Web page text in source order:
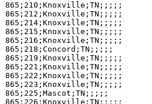
865;210;Knoxville;TN;;;;;
865;212;Knoxville;TN;;;;;
865;214;Knoxville;TN;;;;;
865;215;Knoxville;TN;;;;;
865;216;Knoxville;TN;;;;;
865;218;Concord;TN;;;;;
865;219;Knoxville;TN;;;;;
865;221;Knoxville;TN;;;;;
865;222;Knoxville;TN;;;;;
865;223;Knoxville;TN;;;;;
865;225;Mascot;TN;;;;;
865;226;Knoxville;TN;;;;;